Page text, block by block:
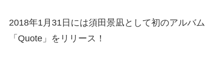
2018年1月31日には須田景凪として初のアルバム
「Quote」をリリース！